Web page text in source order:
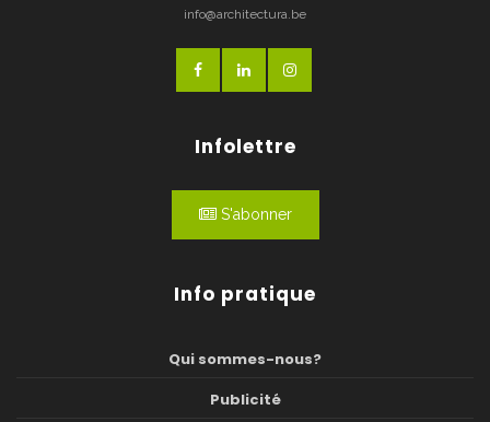
info@architectura.be
Infolettre
S'abonner
Info pratique
Qui sommes-nous?
Publicité